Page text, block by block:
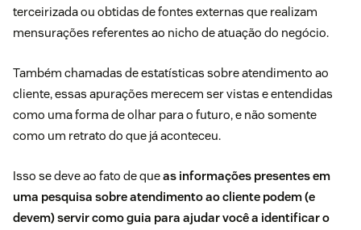
terceirizada ou obtidas de fontes externas que realizam
mensurações referentes ao nicho de atuação do negócio.
Também chamadas de estatísticas sobre atendimento ao
cliente, essas apurações merecem ser vistas e entendidas
como uma forma de olhar para o futuro, e não somente
como um retrato do que já aconteceu.
Isso se deve ao fato de queas informações presentes em
uma pesquisa sobre atendimento ao cliente podem (e
devem) servir como guia para ajudar você a identificar o